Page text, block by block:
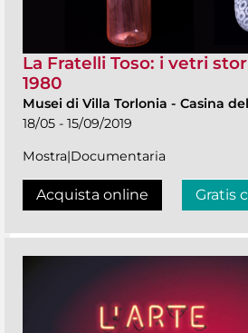
La Fratelli Toso: i vetri
1980
Musei di Villa Torlonia - Casina
18/05 - 15/09/2019
Mostra|Documentaria
Acquista online Gratis